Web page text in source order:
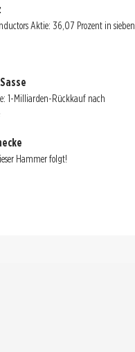
Aktie: 36,07 Prozent in sieben
1-Milliarden-Rückkauf nach
Hammer folgt!